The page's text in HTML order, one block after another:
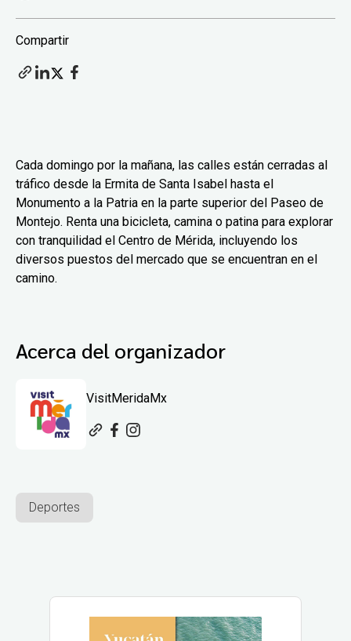
Compartir
Cada domingo por la mañana, las calles están cerradas al
tráfico desde la Ermita de Santa Isabel hasta el
Monumento a la Patria en la parte superior del Paseo de
Montejo. Renta una bicicleta, camina o patina para explorar
con tranquilidad el Centro de Mérida, incluyendo los
diversos puestos del mercado que se encuentran en el
camino.
Acerca del organizador
VisitMeridaMx
Deportes